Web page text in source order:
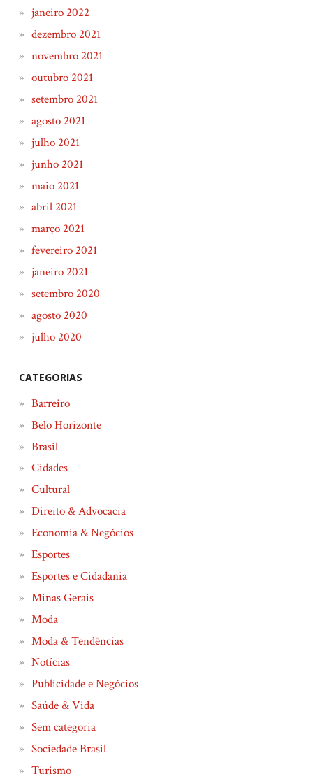
janeiro 2022
dezembro 2021
novembro 2021
outubro 2021
setembro 2021
agosto 2021
julho 2021
junho 2021
maio 2021
abril 2021
março 2021
fevereiro 2021
janeiro 2021
setembro 2020
agosto 2020
julho 2020
CATEGORIAS
Barreiro
Belo Horizonte
Brasil
Cidades
Cultural
Direito & Advocacia
Economia & Negócios
Esportes
Esportes e Cidadania
Minas Gerais
Moda
Moda & Tendências
Notícias
Publicidade e Negócios
Saúde & Vida
Sem categoria
Sociedade Brasil
Turismo